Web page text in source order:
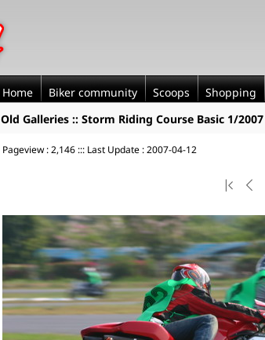
Home Biker community Scoops Shopping
Old Galleries :: Storm Riding Course Basic 1/
Pageview : 2,146 ::: Last Update : 2007-04-12